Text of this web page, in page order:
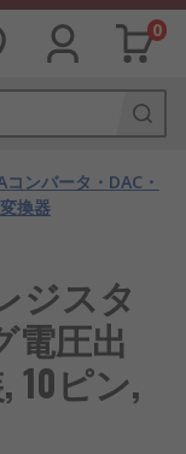
0
コンバータ・DAC・
換器
ジスタ
電圧出
10ピン,